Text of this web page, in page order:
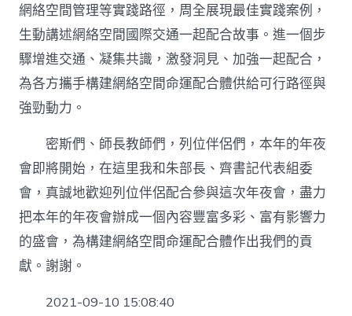
網絡空間管理等實踐路徑，周全展現最佳實踐案例，
生動講述網絡空間國際交通一起配合故事。進一個步
驟增進交通、凝集共識，激發洞見、加強一起配合，
為各方攜手構建網絡空間命運配合體供給可行路徑與
強勁動力。
密斯們、師長教師們，列位伴侶們，本年的年夜
會即將開始，在這里我和朱部長、齊書記代表組委
會，真誠地歡迎列位伴侶配合參與這次年夜會，盡力
把本年的年夜會辦成一個內容豐富多彩、富有影響力
的盛會，為構建網絡空間命運配合體作出我們的貢
獻。謝謝。
2021-09-10 15:08:40